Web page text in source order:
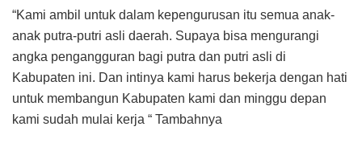
“Kami ambil untuk dalam kepengurusan itu semua anak-
anak putra-putri asli daerah. Supaya bisa mengurangi
angka pengangguran bagi putra dan putri asli di
Kabupaten ini. Dan intinya kami harus bekerja dengan hati
untuk membangun Kabupaten kami dan minggu depan
kami sudah mulai kerja “ Tambahnya